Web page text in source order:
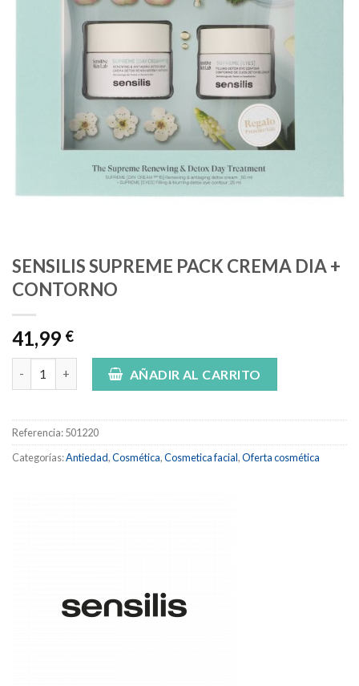
SENSILIS SUPREME PACK CREMA DIA +
CONTORNO
41,99 €
SENSILIS SUPREME PACK CREMA DIA + CONTORNO cantidad
AÑADIR AL CARRITO
Referencia:501220
Categorías:Antiedad,Cosmética,Cosmetica facial,Oferta cosmética